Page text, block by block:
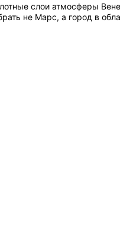
слои атмосферы
не Марс, а город в